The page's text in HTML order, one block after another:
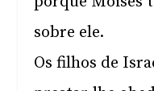
sobre ele.
Os filhos de